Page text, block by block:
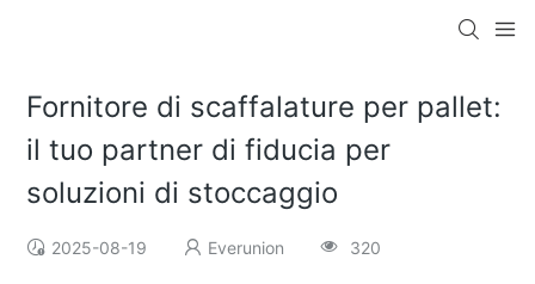
Fornitore di scaffalature per pallet:
il tuo partner di fiducia per
soluzioni di stoccaggio
2025-08-19 Everunion 320